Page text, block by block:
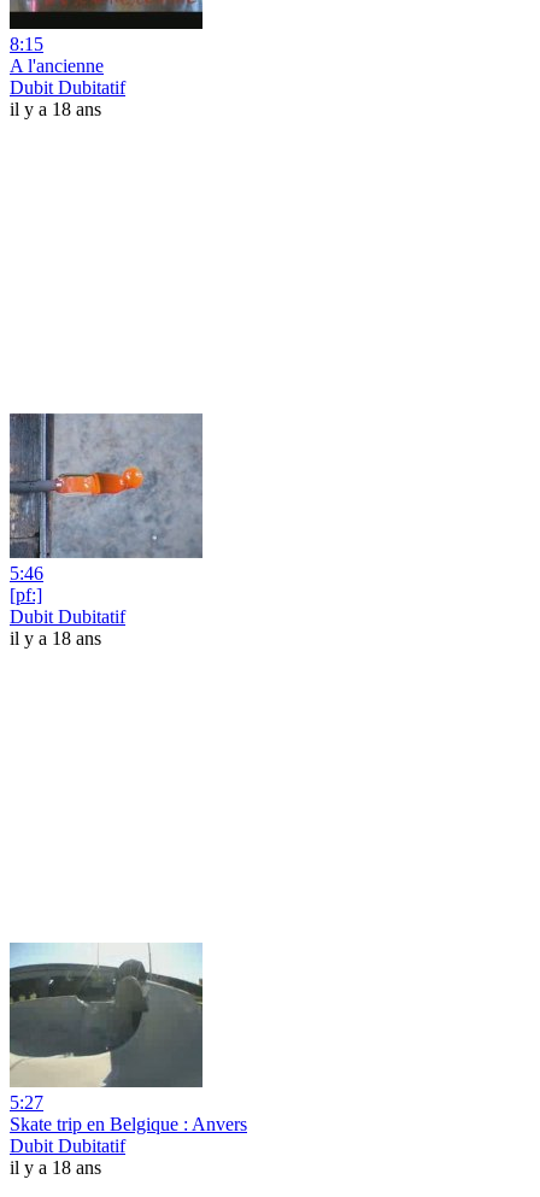
8:15
A l'ancienne
Dubit Dubitatif
il y a 18 ans
5:46
[pf:]
Dubit Dubitatif
il y a 18 ans
5:27
Skate trip en Belgique : Anvers
Dubit Dubitatif
il y a 18 ans